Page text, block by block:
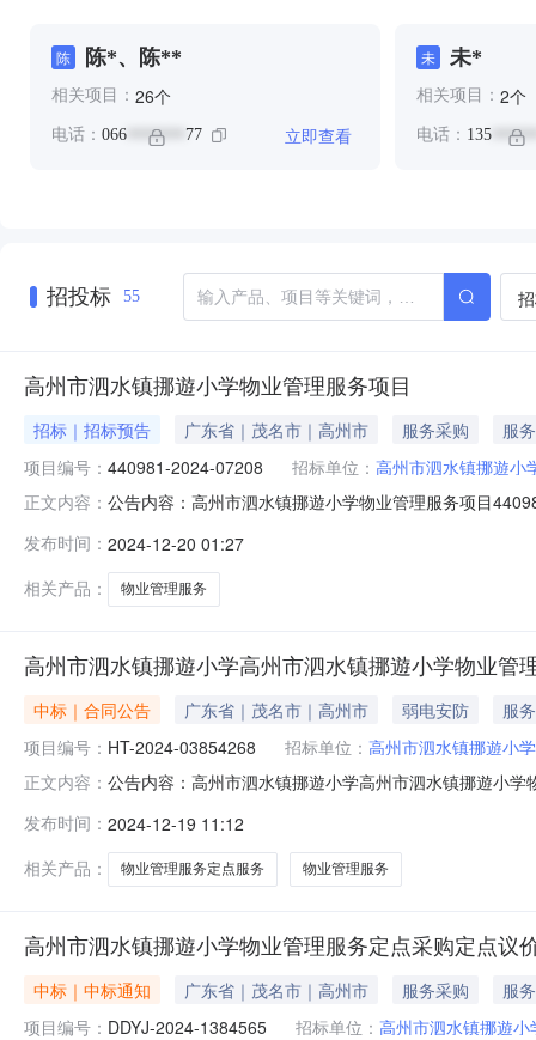
陈 陈*、陈**
相关项目： 26个
电话： 066 ******* 77 立即查看
未 未*
相关项目： 2个
电话： 135
招投标 55
高州市泗水镇挪遊小学物业管理服务项目
招标｜招标预告 广东省｜茂名市｜高州市 服务采购
服务
项目编号： 440981-2024-07208 招标单位： 高州市泗水镇挪遊小
正文内容： 公告内容：高州市泗水镇挪遊小学物业管理服务项目
1910:19:05发布人：高州市泗水镇挪遊小学发布时间：
发布时间： 2024-12-20 01:27
相关产品：
物业管理服务
高州市泗水镇挪遊小学高州市泗水镇挪遊小学物业管
中标｜合同公告 广东省｜茂名市｜高州市 弱电安防
服务
项目编号： HT-2024-03854268 招标单位： 高州市泗水镇挪遊小学
正文内容： 公告内容：高州市泗水镇挪遊小学高州市泗水镇挪遊小
遊小学地址：广东省-茂名市-高州市泗水镇挪遊小学联
发布时间： 2024-12-19 11:12
相关产品：
物业管理服务定点服务 物业管理服务
高州市泗水镇挪遊小学物业管理服务定点采购定点议
中标｜中标通知 广东省｜茂名市｜高州市 服务采购
服务
项目编号： DDYJ-2024-1384565 招标单位： 高州市泗水镇挪遊小